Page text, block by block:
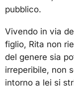
pubblico.
Vivendo in via
figlio, Rita non
del genere sia
irreperibile, non
intorno a lei si